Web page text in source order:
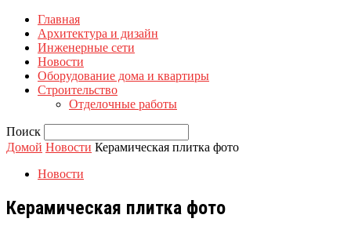
Главная
Архитектура и дизайн
Инженерные сети
Новости
Оборудование дома и квартиры
Строительство
Отделочные работы
Поиск
Домой Новости Керамическая плитка фото
Новости
Керамическая плитка фото